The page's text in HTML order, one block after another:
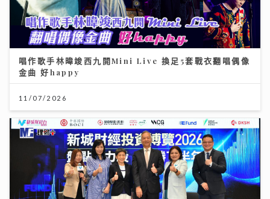
唱作歌手林暐竣西九開Mini Live 換足5套戰衣翻唱偶像
金曲 好happy
11/07/2026